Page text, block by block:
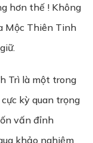
hơn thế ! Không
Mộc Thiên Tinh
Trì là một trong
kỳ quan trọng
vấn đỉnh
khảo nghiệm